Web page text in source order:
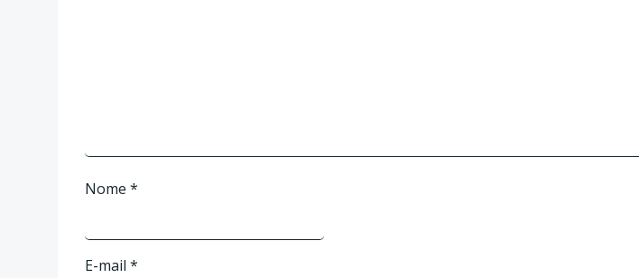
Nome *
E-mail *